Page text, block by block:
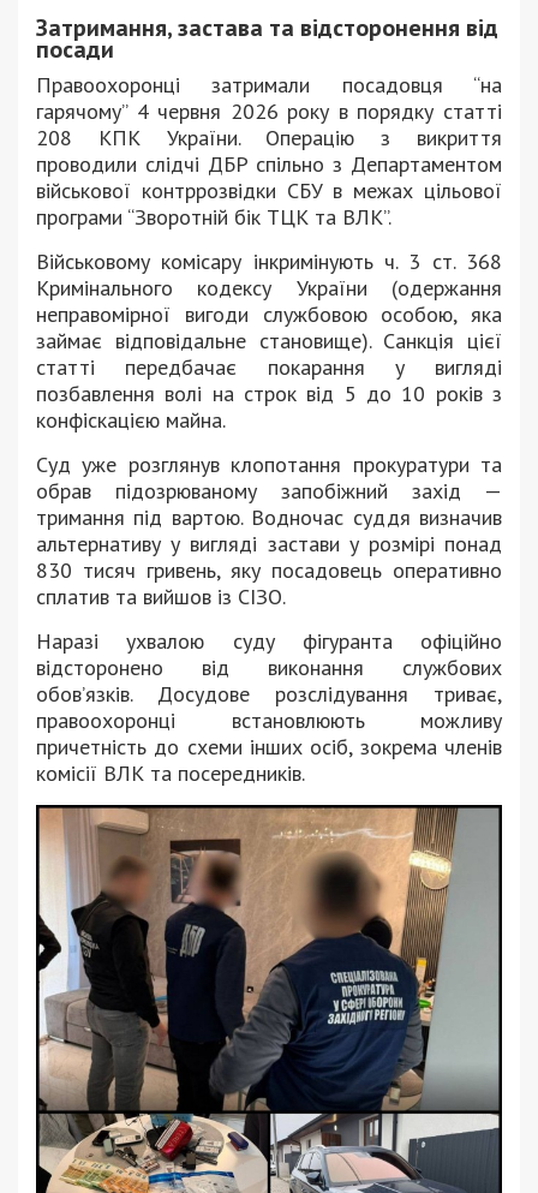
Затримання, застава та відсторонення від
посади
Правоохоронці затримали посадовця “на
гарячому” 4 червня 2026 року в порядку статті
208 КПК України. Операцію з викриття
проводили слідчі ДБР спільно з Департаментом
військової контррозвідки СБУ в межах цільової
програми “Зворотній бік ТЦК та ВЛК”.
Військовому комісару інкримінують ч. 3 ст. 368
Кримінального кодексу України (одержання
неправомірної вигоди службовою особою, яка
займає відповідальне становище). Санкція цієї
статті передбачає покарання у вигляді
позбавлення волі на строк від 5 до 10 років з
конфіскацією майна.
Суд уже розглянув клопотання прокуратури та
обрав підозрюваному запобіжний захід —
тримання під вартою. Водночас суддя визначив
альтернативу у вигляді застави у розмірі понад
830 тисяч гривень, яку посадовець оперативно
сплатив та вийшов із СІЗО.
Наразі ухвалою суду фігуранта офіційно
відсторонено від виконання службових
обов’язків. Досудове розслідування триває,
правоохоронці встановлюють можливу
причетність до схеми інших осіб, зокрема членів
комісії ВЛК та посередників.